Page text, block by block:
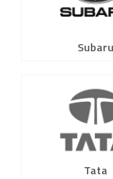
Subaru
Tata